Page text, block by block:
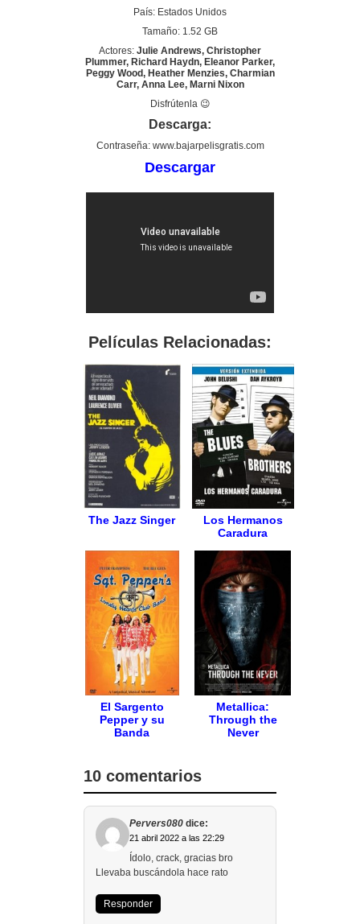
País: Estados Unidos
Tamaño: 1.52 GB
Actores: Julie Andrews, Christopher
Plummer, Richard Haydn, Eleanor Parker,
Peggy Wood, Heather Menzies, Charmian
Carr, Anna Lee, Marni Nixon
Disfrútenla 😉
Descarga:
Contraseña: www.bajarpelisgratis.com
Descargar
Películas Relacionadas:
The Jazz Singer
Los Hermanos
Caradura
El Sargento
Pepper y su
Banda
Metallica:
Through the
Never
10 comentarios
Pervers080 dice:
21 abril 2022 a las 22:29
Ídolo, crack, gracias bro
Llevaba buscándola hace rato
Responder